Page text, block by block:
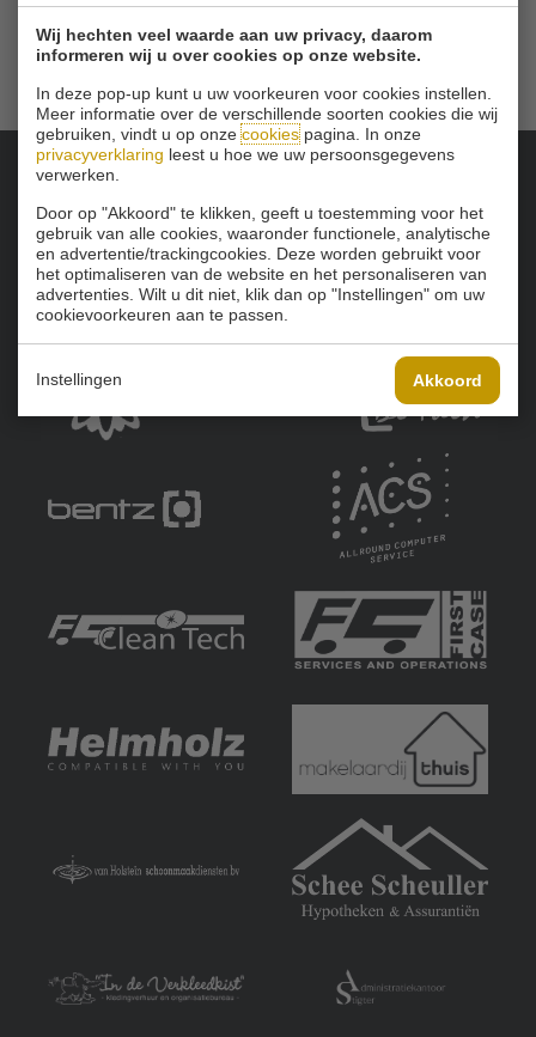
Wij hechten veel waarde aan uw privacy, daarom
informeren wij u over cookies op onze website.
In deze pop-up kunt u uw voorkeuren voor cookies instellen.
Meer informatie over de verschillende soorten cookies die wij
gebruiken, vindt u op onzecookiespagina. In onze
privacyverklaring leest u hoe we uw persoonsgegevens
verwerken.
Door op "Akkoord" te klikken, geeft u toestemming voor het
gebruik van alle cookies, waaronder functionele, analytische
en advertentie/trackingcookies. Deze worden gebruikt voor
het optimaliseren van de website en het personaliseren van
advertenties. Wilt u dit niet, klik dan op "Instellingen" om uw
cookievoorkeuren aan te passen.
Instellingen Akkoord